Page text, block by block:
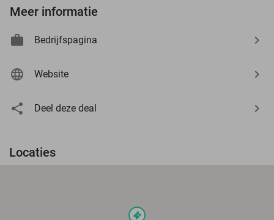
Meer informatie
Bedrijfspagina
Website
Deel deze deal
Locaties
events